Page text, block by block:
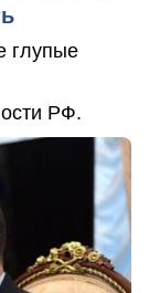
глупые
РФ.